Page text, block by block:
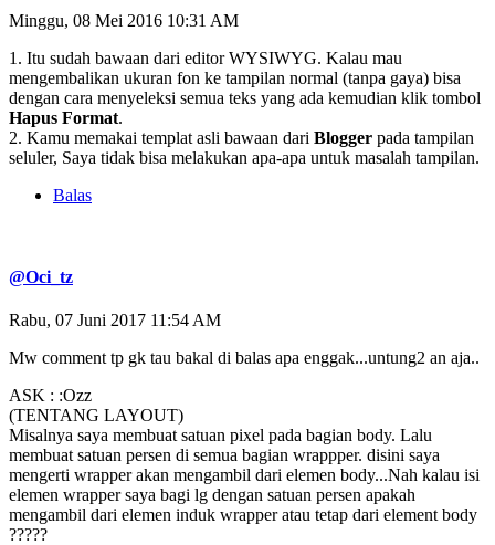
Minggu, 08 Mei 2016 10:31 AM
1. Itu sudah bawaan dari editor WYSIWYG. Kalau mau
mengembalikan ukuran fon ke tampilan normal (tanpa gaya) bisa
dengan cara menyeleksi semua teks yang ada kemudian klik tombol
Hapus Format.
2. Kamu memakai templat asli bawaan dari Blogger pada tampilan
seluler, Saya tidak bisa melakukan apa-apa untuk masalah tampilan.
Balas
@Oci_tz
Rabu, 07 Juni 2017 11:54 AM
Mw comment tp gk tau bakal di balas apa enggak...untung2 an aja..
ASK : :Ozz
(TENTANG LAYOUT)
Misalnya saya membuat satuan pixel pada bagian body. Lalu
membuat satuan persen di semua bagian wrappper. disini saya
mengerti wrapper akan mengambil dari elemen body...Nah kalau isi
elemen wrapper saya bagi lg dengan satuan persen apakah
mengambil dari elemen induk wrapper atau tetap dari element body
?????